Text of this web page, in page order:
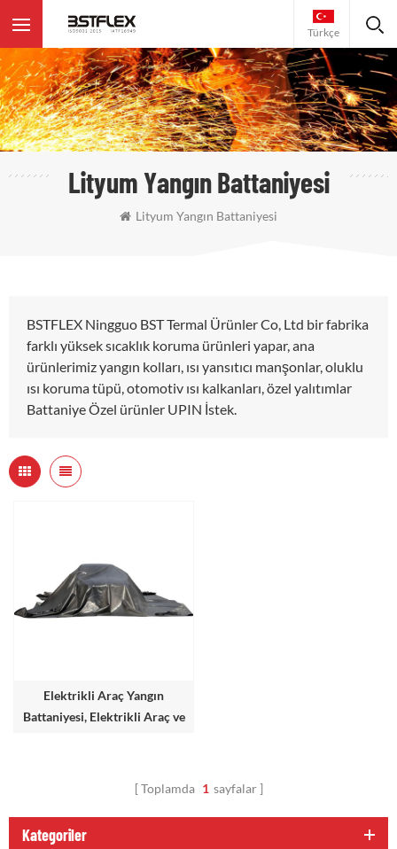
Türkçe
Lityum Yangın Battaniyesi
Lityum Yangın Battaniyesi
BSTFLEX Ningguo BST Termal Ürünler Co, Ltd bir fabrika
farklı yüksek sıcaklık koruma ürünleri yapar, ana
ürünlerimiz yangın kolları, ısı yansıtıcı manşonlar, oluklu
ısı koruma tüpü, otomotiv ısı kalkanları, özel yalıtımlar
Battaniye Özel ürünler UPIN İstek.
Elektrikli Araç Yangın
Battaniyesi, Elektrikli Araç ve
Toplamda 1 sayfalar
Kategoriler